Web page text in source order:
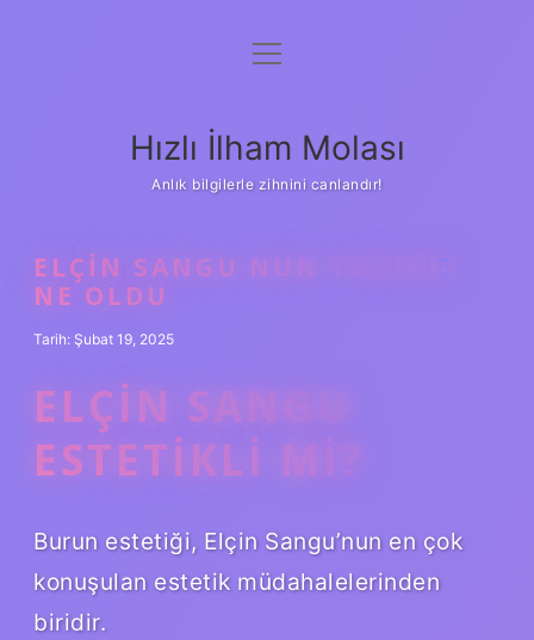
Anasayfa
Yasal Uyarı
menüyü
Hızlı İlham Molası
Anlık bilgilerle zihnini canlandır!
ELÇIN SANGU NUN YÜZÜNE
NE OLDU
Tarih: Şubat 19, 2025
ELÇIN SANGU
ESTETIKLI MI?
Burun estetiği, Elçin Sangu’nun en çok
konuşulan estetik müdahalelerinden
biridir.